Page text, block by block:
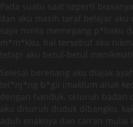
Pada suatu saat seperti
dan aku masih taraf belajar
saya minta memegang p*haku
m*m*kku, hal tersebut aku
tetapi aku betul-betul menikmati
Selesai berenang aku diajak
tel*nj*ng b*gil (maklum anak
dengan handuk, seluruh badan
aku disuruh duduk dibangku,
aduh enaknya dan cairan mulai